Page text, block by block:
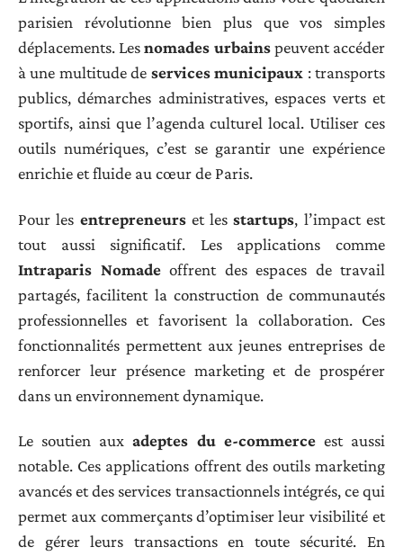
parisien révolutionne bien plus que vos simples
déplacements. Lesnomades urbainspeuvent accéder
à une multitude de services municipaux : transports
publics, démarches administratives, espaces verts et
sportifs, ainsi que l’agenda culturel local. Utiliser ces
outils numériques, c’est se garantir une expérience
enrichie et fluide au cœur de Paris.
Pour les entrepreneurset lesstartups, l’impact est
tout aussi significatif. Les applications comme
Intraparis Nomadeoffrent des espaces de travail
partagés, facilitent la construction de communautés
professionnelles et favorisent la collaboration. Ces
fonctionnalités permettent aux jeunes entreprises de
renforcer leur présence marketing et de prospérer
dans un environnement dynamique.
Le soutien auxadeptes du e-commerceest aussi
notable. Ces applications offrent des outils marketing
avancés et des services transactionnels intégrés, ce qui
permet aux commerçants d’optimiser leur visibilité et
de gérer leurs transactions en toute sécurité. En